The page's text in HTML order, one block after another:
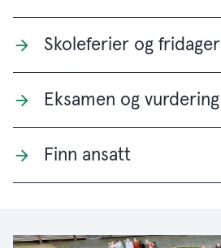
Skoleferier og fridager
Eksamen og vurdering
Finn ansatt